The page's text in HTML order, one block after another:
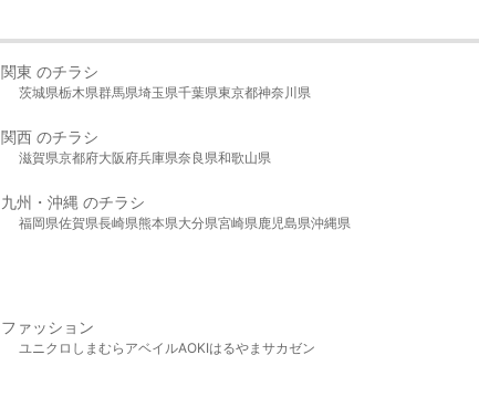
関東 のチラシ
茨城県栃木県群馬県埼玉県千葉県東京都神奈川県
関西 のチラシ
滋賀県京都府大阪府兵庫県奈良県和歌山県
九州・沖縄 のチラシ
福岡県佐賀県長崎県熊本県大分県宮崎県鹿児島県沖縄県
ファッション
ユニクロ しまむら アベイルAOKIはるやま サカゼン